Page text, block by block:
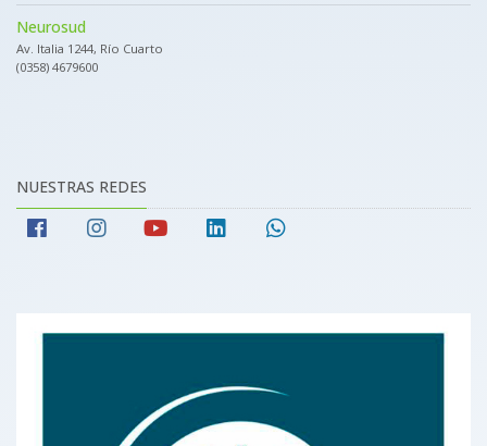
Neurosud
Av. Italia 1244, Río Cuarto
(0358) 4679600
NUESTRAS REDES